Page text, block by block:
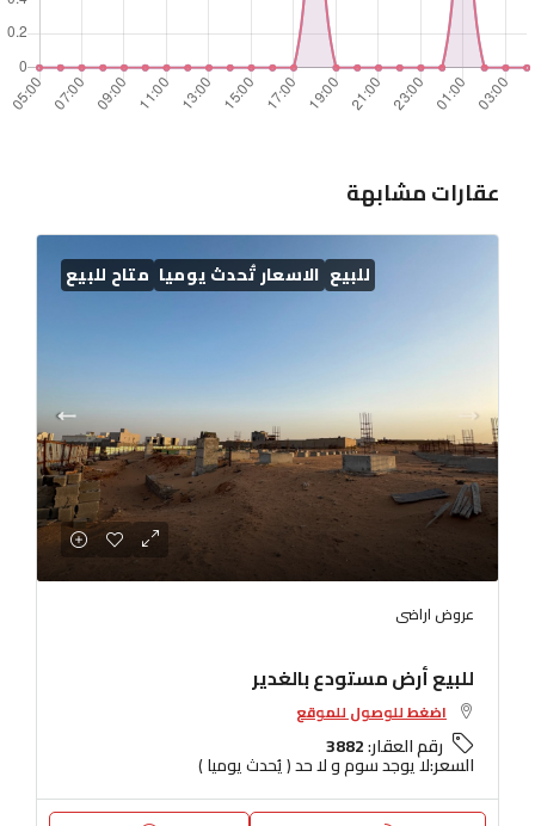
عقارات مشابهة
للبيع الاسعار تُحدث يوميا متاح للبيع
عروض اراضى
للبيع أرض مستودع بالغدير
اضغط للوصول للموقع
رقم العقار:3882
السعر:لا يوجد سوم و لا حد ( يُحدث يوميا )